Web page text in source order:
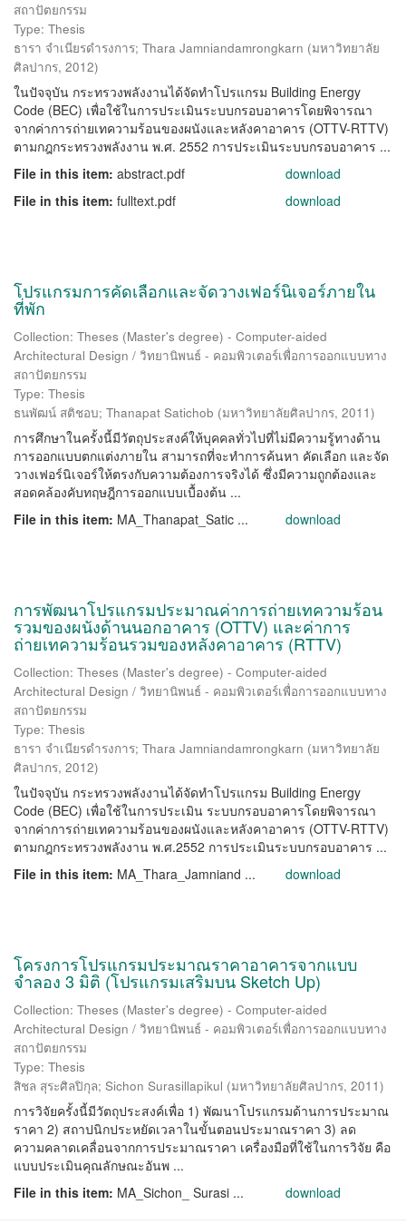
สถาปัตยกรรม
Type: Thesis
ธารา จำเนียรดำรงการ; Thara Jamniandamrongkarn (มหาวิทยาลัย
ศิลปากร, 2012)
ในปัจจุบัน กระทรวงพลังงานได้จัดทำโปรแกรม Building Energy
Code (BEC) เพื่อใช้ในการประเมินระบบกรอบอาคารโดยพิจารณา
จากค่าการถ่ายเทความร้อนของผนังและหลังคาอาคาร (OTTV-RTTV)
ตามกฎกระทรวงพลังงาน พ.ศ. 2552 การประเมินระบบกรอบอาคาร ...
File in this item: abstract.pdf
download
File in this item: fulltext.pdf download
โปรแกรมการคัดเลือกและจัดวางเฟอร์นิเจอร์ภายใน
ที่พัก
Collection: Theses (Master's degree) - Computer-aided
Architectural Design / วิทยานิพนธ์ - คอมพิวเตอร์เพื่อการออกแบบทาง
สถาปัตยกรรม
Type: Thesis
ธนพัฒน์ สติชอบ; Thanapat Satichob (มหาวิทยาลัยศิลปากร, 2011)
การศึกษาในครั้งนี้มีวัตถุประสงค์ให้บุคคลทั่วไปที่ไม่มีความรู้ทางด้าน
การออกแบบตกแต่งภายใน สามารถที่จะทำการค้นหา คัดเลือก และจัด
วางเฟอร์นิเจอร์ให้ตรงกับความต้องการจริงได้ ซึ่งมีความถูกต้องและ
สอดคล้องคับทฤษฎีการออกแบบเบื้องต้น ...
File in this item: MA_Thanapat_Satic ... download
การพัฒนาโปรแกรมประมาณค่าการถ่ายเทความร้อน
รวมของผนังด้านนอกอาคาร (OTTV) และค่าการ
ถ่ายเทความร้อนรวมของหลังคาอาคาร (RTTV)
Collection: Theses (Master's degree) - Computer-aided
Architectural Design / วิทยานิพนธ์ - คอมพิวเตอร์เพื่อการออกแบบทาง
สถาปัตยกรรม
Type: Thesis
ธารา จำเนียรดำรงการ; Thara Jamniandamrongkarn (มหาวิทยาลัย
ศิลปากร, 2012)
ในปัจจุบัน กระทรวงพลังงานได้จัดทำโปรแกรม Building Energy
Code (BEC) เพื่อใช้ในการประเมิน ระบบกรอบอาคารโดยพิจารณา
จากค่าการถ่ายเทความร้อนของผนังและหลังคาอาคาร (OTTV-RTTV)
ตามกฎกระทรวงพลังงาน พ.ศ.2552 การประเมินระบบกรอบอาคาร ...
File in this item: MA_Thara_Jamniand ... download
โครงการโปรแกรมประมาณราคาอาคารจากแบบ
จำลอง 3 มิติ (โปรแกรมเสริมบน Sketch Up)
Collection: Theses (Master's degree) - Computer-aided
Architectural Design / วิทยานิพนธ์ - คอมพิวเตอร์เพื่อการออกแบบทาง
สถาปัตยกรรม
Type: Thesis
สิชล สุระศิลปิกุล; Sichon Surasillapikul (มหาวิทยาลัยศิลปากร, 2011)
การวิจัยครั้งนี้มีวัตถุประสงค์เพื่อ 1) พัฒนาโปรแกรมด้านการประมาณ
ราคา 2) สถาปนิกประหยัดเวลาในขั้นตอนประมาณราคา 3) ลด
ความคลาดเคลื่อนจากการประมาณราคา เครื่องมือที่ใช้ในการวิจัย คือ
แบบประเมินคุณลักษณะอันพ ...
File in this item: MA_Sichon_ Surasi ... download